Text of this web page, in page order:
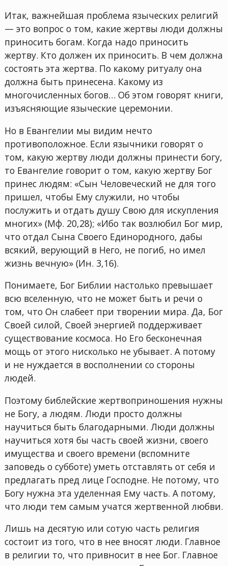
Итак, важнейшая проблема языческих религий
— это вопрос о том, какие жертвы люди должны
приносить богам. Когда надо приносить
жертву. Кто должен их приносить. В чем должна
состоять эта жертва. По какому ритуалу она
должна быть принесена. Какому из
многочисленных богов… Об этом говорят книги,
изъясняющие языческие церемонии.
Но в Евангелии мы видим нечто
противоположное. Если язычники говорят о
том, какую жертву люди должны принести богу,
то Евангелие говорит о том, какую жертву Бог
принес людям: «Сын Человеческий не для того
пришел, чтобы Ему служили, но чтобы
послужить и отдать душу Свою для искупления
многих» (Мф. 20,28); «Ибо так возлюбил Бог мир,
что отдал Сына Своего Единородного, дабы
всякий, верующий в Него, не погиб, но имел
жизнь вечную» (Ин. 3,16).
Понимаете, Бог Библии настолько превышает
всю вселенную, что не может быть и речи о
том, что Он слабеет при творении мира. Да, Бог
Своей силой, Своей энергией поддерживает
существование космоса. Но Его бесконечная
мощь от этого нисколько не убывает. А потому
и не нуждается в восполнении со стороны
людей.
Поэтому библейские жертвоприношения нужны
не Богу, а людям. Люди просто должны
научиться быть благодарными. Люди должны
научиться хотя бы часть своей жизни, своего
имущества и своего времени (вспомните
заповедь о субботе) уметь отставлять от себя и
предлагать пред лице Господне. Не потому, что
Богу нужна эта уделенная Ему часть. А потому,
что люди тем самым учатся жертвенной любви.
Лишь на десятую или сотую часть религия
состоит из того, что в нее вносят люди. Главное
в религии то, что привносит в нее Бог. Главное